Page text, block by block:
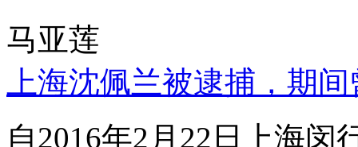
马亚莲
上海沈佩兰被逮捕，期
自2016年2月22日上海